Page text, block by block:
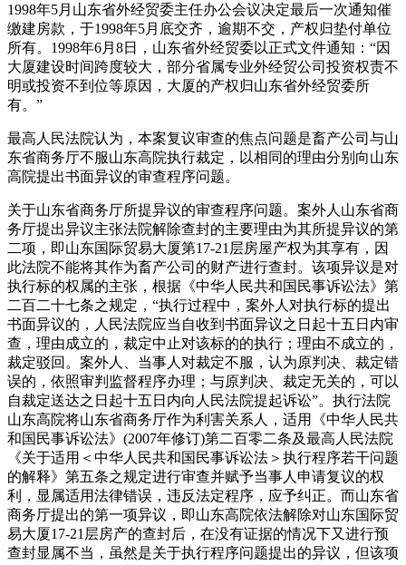
1998年5月山东省外经贸委主任办公会议决定最后一次通知催
缴建房款，于1998年5月底交齐，逾期不交，产权归垫付单位
所有。1998年6月8日，山东省外经贸委以正式文件通知：“因
大厦建设时间跨度较大，部分省属专业外经贸公司投资权责不
明或投资不到位等原因，大厦的产权归山东省外经贸委所
有。”
最高人民法院认为，本案复议审查的焦点问题是畜产公司与山
东省商务厅不服山东高院执行裁定，以相同的理由分别向山东
高院提出书面异议的审查程序问题。
关于山东省商务厅所提异议的审查程序问题。案外人山东省商
务厅提出异议主张法院解除查封的主要理由为其所提异议的第
二项，即山东国际贸易大厦第17-21层房屋产权为其享有，因
此法院不能将其作为畜产公司的财产进行查封。该项异议是对
执行标的权属的主张，根据《中华人民共和国民事诉讼法》第
二百二十七条之规定，“执行过程中，案外人对执行标的提出
书面异议的，人民法院应当自收到书面异议之日起十五日内审
查，理由成立的，裁定中止对该标的的执行；理由不成立的，
裁定驳回。案外人、当事人对裁定不服，认为原判决、裁定错
误的，依照审判监督程序办理；与原判决、裁定无关的，可以
自裁定送达之日起十五日内向人民法院提起诉讼”。执行法院
山东高院将山东省商务厅作为利害关系人，适用《中华人民共
和国民事诉讼法》(2007年修订)第二百零二条及最高人民法院
《关于适用＜中华人民共和国民事诉讼法＞执行程序若干问题
的解释》第五条之规定进行审查并赋予当事人申请复议的权
利，显属适用法律错误，违反法定程序，应予纠正。而山东省
商务厅提出的第一项异议，即山东高院依法解除对山东国际贸
易大厦17-21层房产的查封后，在没有证据的情况下又进行预
查封显属不当，虽然是关于执行程序问题提出的异议，但该项